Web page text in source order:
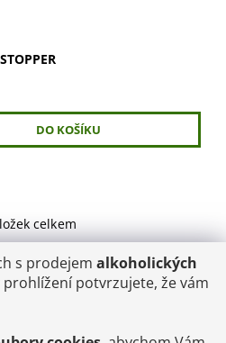
celkem
s prodejem alkoholických
prohlížení potvrzujete, že vám